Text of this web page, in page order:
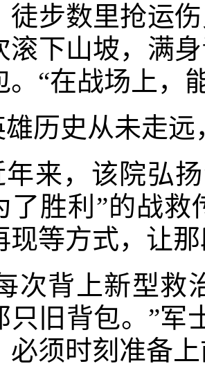
徒步数里抢运
滚下山坡，满
。“在战场上，
雄历史从未走
年来，该院弘
了胜利”的战
现等方式，让
次背上新型救
只旧背包。”军
必须时刻准备